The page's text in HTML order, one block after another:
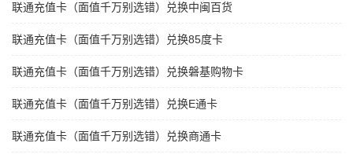
联通充值卡（面值千万别选错）兑换中闽百货
联通充值卡（面值千万别选错）兑换85度卡
联通充值卡（面值千万别选错）兑换磐基购物卡
联通充值卡（面值千万别选错）兑换E通卡
联通充值卡（面值千万别选错）兑换商通卡